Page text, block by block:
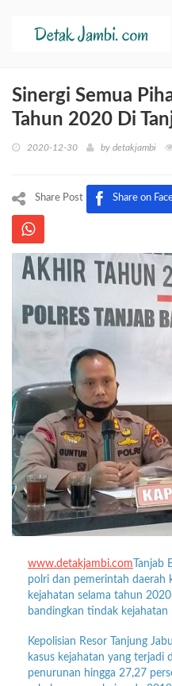
Sinergi Semua
Tahun 2020 Di
2020-12-30 by detakjambi
Share Post Share on
www.detakjambi.com
polri dan pemerintah daerah
kejahatan selama tahun
bandingkan tindak
Kepolisian Resor Tanjung
kasus kejahatan yang terjadi
penurunan hingga 27,27